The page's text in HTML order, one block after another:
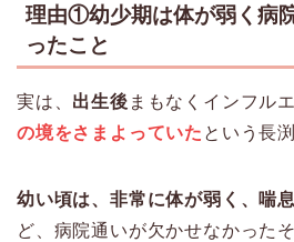
理由①幼少期は体が弱く病
ったこと
実は、 出生後 まもなくインフル
の境をさまよっていた という長
幼い頃は、非常に体が弱く、喘
ど、病院通いが欠かせなかったそ